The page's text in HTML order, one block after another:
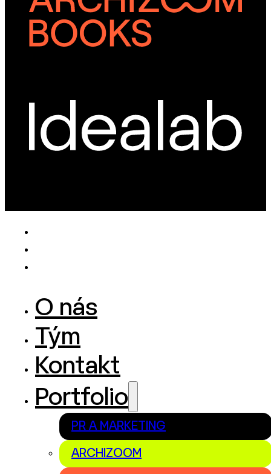
O nás
Tým
Kontakt
Portfolio
PR A MARKETING
ARCHIZOOM